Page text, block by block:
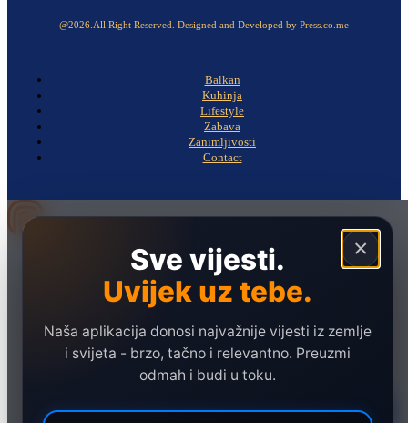
@2026.All Right Reserved. Designed and Developed by Press.co.me
Balkan
Kuhinja
Lifestyle
Zabava
Zanimljivosti
Contact
×
Sve vijesti.
Uvijek uz tebe.
Naša aplikacija donosi najvažnije vijesti iz zemlje
i svijeta - brzo, tačno i relevantno. Preuzmi
odmah i budi u toku.
Hronika